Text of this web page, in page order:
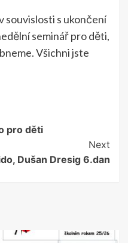
souvislosti s ukončení
seminář pro děti,
Všichni jste
pro děti
Next
Dušan Dresig 6.dan